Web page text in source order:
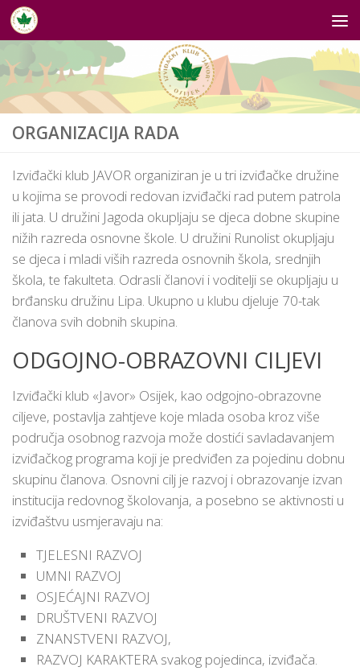
Skip to content
ORGANIZACIJA RADA
Izviđački klub JAVOR organiziran je u tri izviđačke družine
u kojima se provodi redovan izviđački rad putem patrola
ili jata. U družini Jagoda okupljaju se djeca dobne skupine
nižih razreda osnovne škole. U družini Runolist okupljaju
se djeca i mladi viših razreda osnovnih škola, srednjih
škola, te fakulteta. Odrasli članovi i voditelji se okupljaju u
brđansku družinu Lipa. Ukupno u klubu djeluje 70-tak
članova svih dobnih skupina.
ODGOJNO-OBRAZOVNI CILJEVI
Izviđački klub «Javor» Osijek, kao odgojno-obrazovne
ciljeve, postavlja zahtjeve koje mlada osoba kroz više
područja osobnog razvoja može dostići savladavanjem
izviđačkog programa koji je predviđen za pojedinu dobnu
skupinu članova. Osnovni cilj je razvoj i obrazovanje izvan
institucija redovnog školovanja, a posebno se aktivnosti u
izviđaštvu usmjeravaju na:
TJELESNI RAZVOJ
UMNI RAZVOJ
OSJEĆAJNI RAZVOJ
DRUŠTVENI RAZVOJ
ZNANSTVENI RAZVOJ,
RAZVOJ KARAKTERA svakog pojedinca, izviđača.